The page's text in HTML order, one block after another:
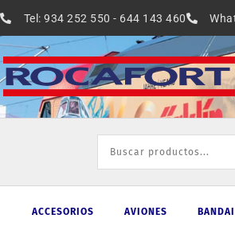
al
contenido
Tel: 934 252 550 - 644 143 460
ACCESORIOS AVIONES BANDAI